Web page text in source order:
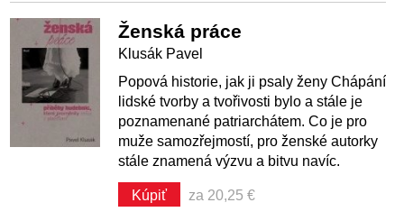
Ženská práce
Klusák Pavel
Popová historie, jak ji psaly ženy Chápání
lidské tvorby a tvořivosti bylo a stále je
poznamenané patriarchátem. Co je pro
muže samozřejmostí, pro ženské autorky
stále znamená výzvu a bitvu navíc.
Kúpiť za 20,25 €